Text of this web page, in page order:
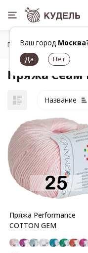
Ваш город Москва
Главная Все для
Пряжа Сеам
Название
Пряжа Performance
COTTON GEM